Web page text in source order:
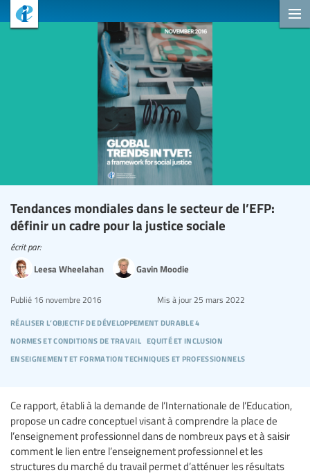
Tendances mondiales dans le secteur de l’EFP:
définir un cadre pour la justice sociale
réaliser l’objectif de développement durable 4
normes et conditions de travail equité et inclusion
enseignement et formation techniques et professionnels
Publié 16 novembre 2016 Mis à jour25 mars 2022
écrit par:
Leesa Wheelahan
Gavin Moodie
Ce rapport, établi à la demande de l’Internationale de l’Education,
propose un cadre conceptuel visant à comprendre la place de
l’enseignement professionnel dans de nombreux pays et à saisir
comment le lien entre l’enseignement professionnel et les
structures du marché du travail permet d’atténuer les résultats